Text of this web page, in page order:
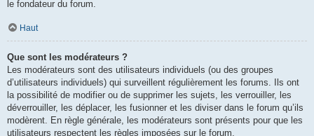
le fondateur du forum.
Haut
Que sont les modérateurs ?
Les modérateurs sont des utilisateurs individuels (ou des groupes
d’utilisateurs individuels) qui surveillent régulièrement les forums. Ils ont
la possibilité de modifier ou de supprimer les sujets, les verrouiller, les
déverrouiller, les déplacer, les fusionner et les diviser dans le forum qu’ils
modèrent. En règle générale, les modérateurs sont présents pour que les
utilisateurs respectent les règles imposées sur le forum.